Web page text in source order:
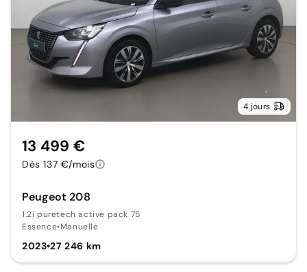
4 jours
Peugeot 208
1.2i puretech active pack 75
Essence•Manuelle
2023•27 246 km
13 499 €
Dès 137 €/mois